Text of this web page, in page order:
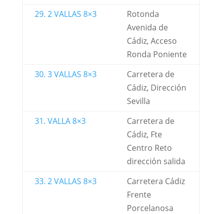
29. 2 VALLAS 8×3
Rotonda
Avenida de
Cádiz, Acceso
Ronda Poniente
30. 3 VALLAS 8×3
Carretera de
Cádiz, Dirección
Sevilla
31. VALLA 8×3
Carretera de
Cádiz, Fte
Centro Reto
dirección salida
33. 2 VALLAS 8×3
Carretera Cádiz
Frente
Porcelanosa